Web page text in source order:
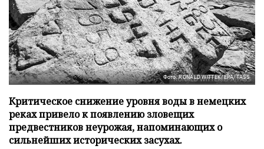
Фото: RONALD WITTEK/EPA/TASS
Критическое снижение уровня воды в немецких
реках привело к появлению зловещих
предвестников неурожая, напоминающих о
сильнейших исторических засухах.